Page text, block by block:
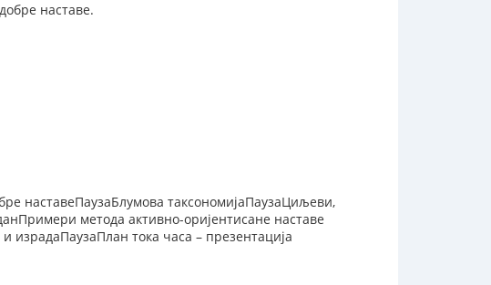
наставе.
наставеПаузаБлумова таксономијаПаузаЦиљеви,
метода активно-оријентисане наставе
израдаПаузаПлан тока часа – презентација